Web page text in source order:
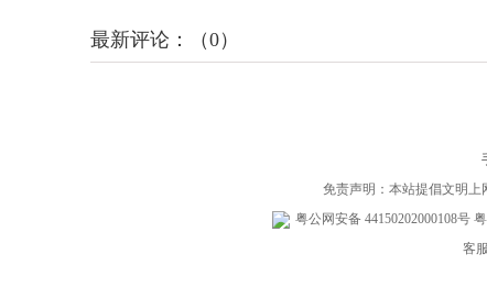
最新评论：（0）
免责声明：本站提倡文明
粤公网安备 44150202000108号
客